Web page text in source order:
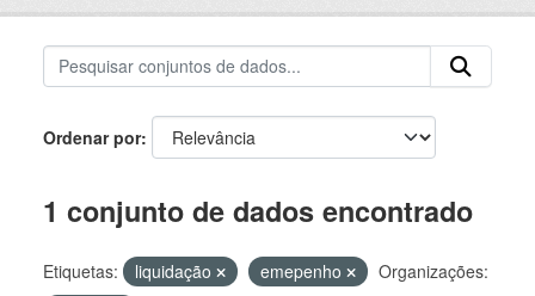
Ordenar por
1 conjunto de dados encontrado
Etiquetas: liquidação emepenho
Organizações: